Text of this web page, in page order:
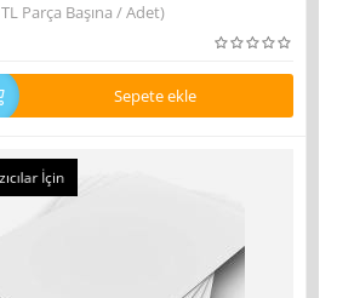
TLParça Başına / Adet)
Sepete ekle
İçin